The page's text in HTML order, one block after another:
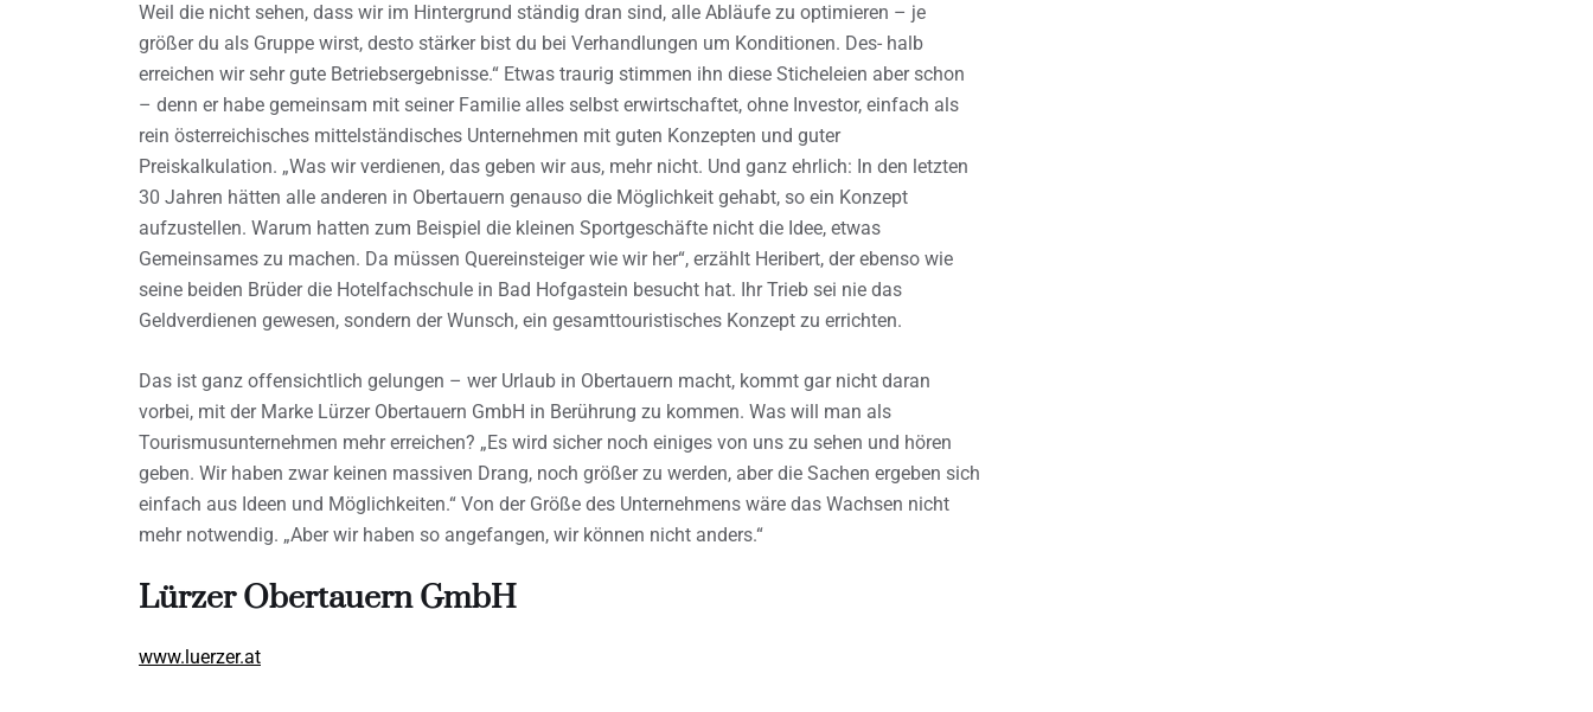
Weil die nicht sehen, dass wir im Hintergrund ständig dran sind, alle Abläufe zu optimieren – je
größer du als Gruppe wirst, desto stärker bist du bei Verhandlungen um Konditionen. Des- halb
erreichen wir sehr gute Betriebsergebnisse.“ Etwas traurig stimmen ihn diese Sticheleien aber schon
– denn er habe gemeinsam mit seiner Familie alles selbst erwirtschaftet, ohne Investor, einfach als
rein österreichisches mittelständisches Unternehmen mit guten Konzepten und guter
Preiskalkulation. „Was wir verdienen, das geben wir aus, mehr nicht. Und ganz ehrlich: In den letzten
30 Jahren hätten alle anderen in Obertauern genauso die Möglichkeit gehabt, so ein Konzept
aufzustellen. Warum hatten zum Beispiel die kleinen Sportgeschäfte nicht die Idee, etwas
Gemeinsames zu machen. Da müssen Quereinsteiger wie wir her“, erzählt Heribert, der ebenso wie
seine beiden Brüder die Hotelfachschule in Bad Hofgastein besucht hat. Ihr Trieb sei nie das
Geldverdienen gewesen, sondern der Wunsch, ein gesamttouristisches Konzept zu errichten.
Das ist ganz offensichtlich gelungen – wer Urlaub in Obertauern macht, kommt gar nicht daran
vorbei, mit der Marke Lürzer Obertauern GmbH in Berührung zu kommen. Was will man als
Tourismusunternehmen mehr erreichen? „Es wird sicher noch einiges von uns zu sehen und hören
geben. Wir haben zwar keinen massiven Drang, noch größer zu werden, aber die Sachen ergeben sich
einfach aus Ideen und Möglichkeiten.“ Von der Größe des Unternehmens wäre das Wachsen nicht
mehr notwendig. „Aber wir haben so angefangen, wir können nicht anders.“
Lürzer Obertauern GmbH
www.luerzer.at